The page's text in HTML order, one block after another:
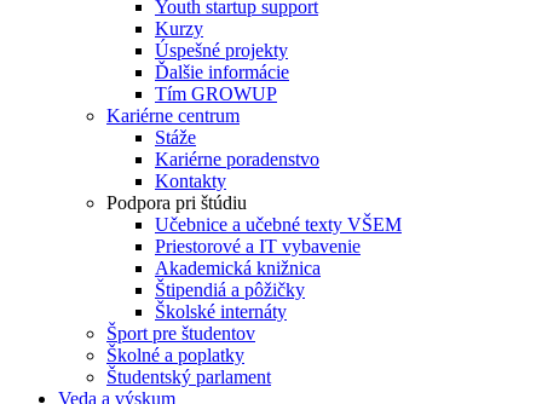
Youth startup support
Kurzy
Úspešné projekty
Ďalšie informácie
Tím GROWUP
Kariérne centrum
Stáže
Kariérne poradenstvo
Kontakty
Podpora pri štúdiu
Učebnice a učebné texty VŠEM
Priestorové a IT vybavenie
Akademická knižnica
Štipendiá a pôžičky
Školské internáty
Šport pre študentov
Školné a poplatky
Študentský parlament
Veda a výskum